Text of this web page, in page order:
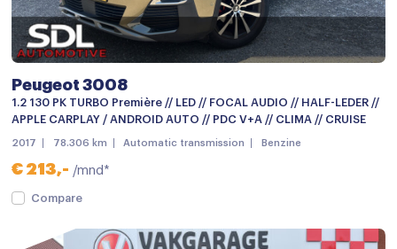
Centrale deurvergrendeling met afstandsbediening
Chroom delen exterieur
Elektronische remkrachtverdeling
LED dagrijverlichting
Lichtmetalen velgen
Lichtmetalen velgen 18"
Peugeot 3008
1.2 130 PK TURBO Première // LED // FOCAL AUDIO // HALF-LEDER //
APPLE CARPLAY / ANDROID AUTO // PDC V+A // CLIMA // CRUISE
2017 78.306 km Automatic transmission Benzine
€ 213,- /mnd*
Compare